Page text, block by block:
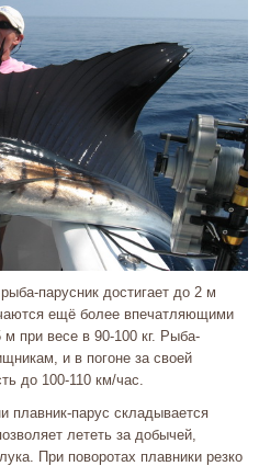
парусник достигает до 2 м
ещё более впечатляющими
при весе в 90-100 кг. Рыба-
и в погоне за своей
до 100-110 км/час.
плавник-парус складывается
лететь за добычей,
При поворотах плавники резко